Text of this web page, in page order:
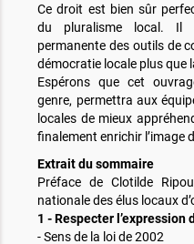
Ce droit est bien sûr
du pluralisme local. Il
permanente des outils de
démocratie locale plus que
Espérons que cet
genre, permettra aux
locales de mieux
finalement enrichir l’image
Extrait du sommaire
Préface de Clotilde
nationale des élus locaux
1 - Respecter l’expression
- Sens de la loi de 2002